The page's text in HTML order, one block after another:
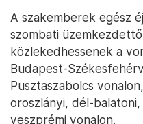
A szakemberek egész
szombati
közlekedhessenek a
Budapest-
Pusztaszabolcs
oroszlányi, dél-
veszprémi vonalon.